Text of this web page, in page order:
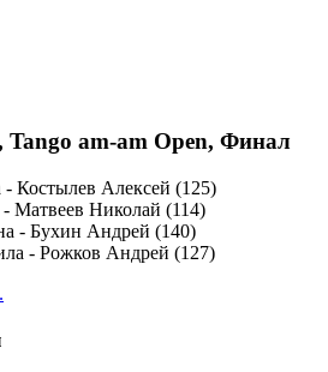
Tango am-am Open, Финал
- Костылев Алексей (125)
- Матвеев Николай (114)
- Бухин Андрей (140)
- Рожков Андрей (127)